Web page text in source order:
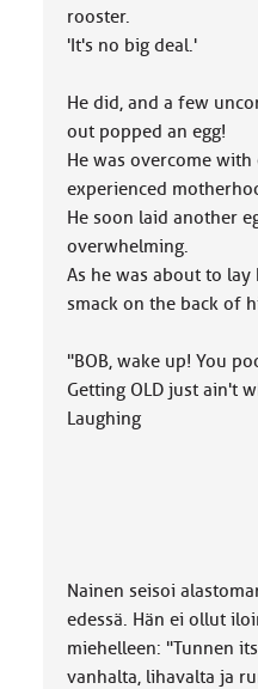
rooster.
'It's no big deal.'
He did, and a few
out popped an egg!
He was overcome
experienced
He soon laid another
overwhelming.
As he was about to
smack on the back of
"BOB, wake up! You
Getting OLD just ain't
Laughing
Nainen seisoi
edessä. Hän ei ollut
miehelleen: "Tunnen
vanhalta, lihavalta ja